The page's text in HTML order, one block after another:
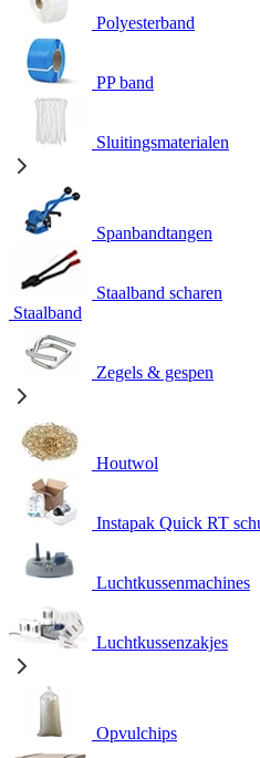
Polyesterband
PP band
Sluitingsmaterialen
Spanbandtangen
Staalband scharen
Staalband
Zegels & gespen
Houtwol
Instapak Quick RT
Luchtkussenmachines
Luchtkussenzakjes
Opvulchips